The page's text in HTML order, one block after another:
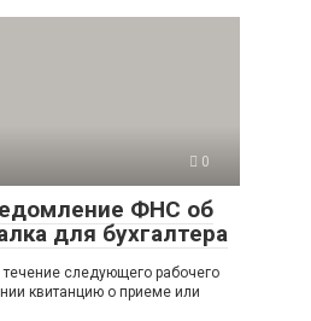
0
ФНС об
для бухгалтера
следующего рабочего
квитанцию о приеме или